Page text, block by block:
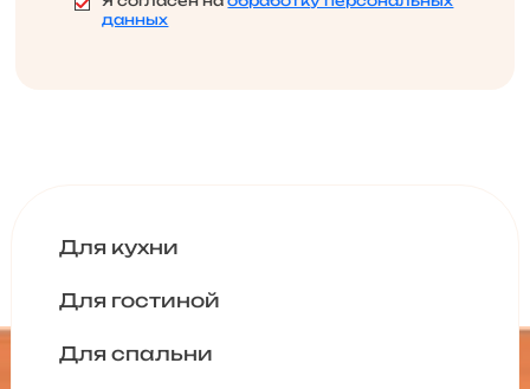
данных
Для кухни
Для гостиной
Для спальни